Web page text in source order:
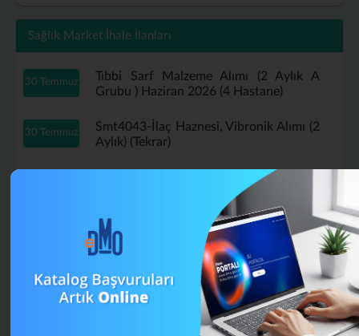
Sağlık Market İhale İlanları
30 Temmuz
Tıbbi Sarf Malzeme Alımı (2 Aylık A
Grubu ) Haziran 2026 (4 Hastane)
30 Temmuz
Smt4043-İlaç Haznesi, Vibronik Alımı (2
Aylık) (Tekrar)
Tıbbi Sarf Malzeme Alımı (2 Aylık A
Grubu ) Haziran 2026 (Tekrar)
B Grubu Tıbbi Sarf Malzeme Alımı
Mayıs (4 Aylık) (Tekrar)
13 Temmuz
Muayene Eldiveni Alımı Haziran 2026 (2
Aylık) (Tekrar)
A Grubu Tıbbi Sarf Malzeme Alımı (4